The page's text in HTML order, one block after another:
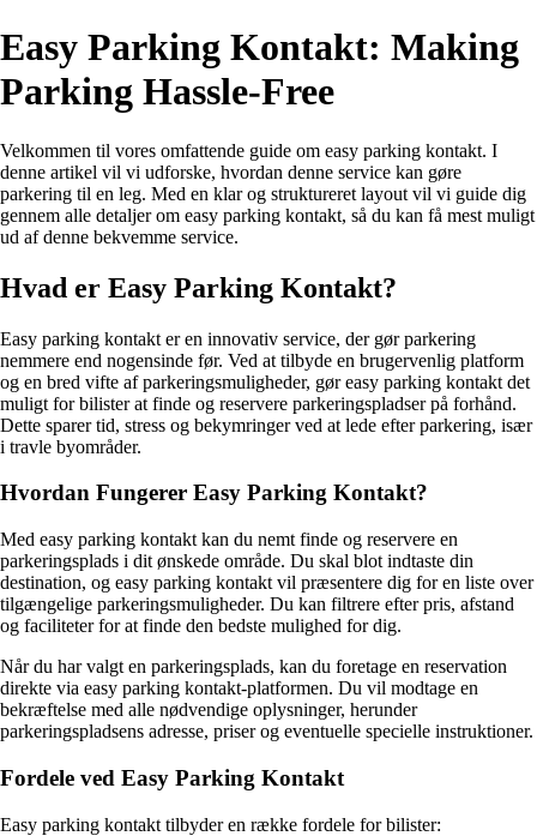
Easy Parking Kontakt: Making
Parking Hassle-Free
Velkommen til vores omfattende guide om easy parking kontakt. I
denne artikel vil vi udforske, hvordan denne service kan gøre
parkering til en leg. Med en klar og struktureret layout vil vi guide dig
gennem alle detaljer om easy parking kontakt, så du kan få mest muligt
ud af denne bekvemme service.
Hvad er Easy Parking Kontakt?
Easy parking kontakt er en innovativ service, der gør parkering
nemmere end nogensinde før. Ved at tilbyde en brugervenlig platform
og en bred vifte af parkeringsmuligheder, gør easy parking kontakt det
muligt for bilister at finde og reservere parkeringspladser på forhånd.
Dette sparer tid, stress og bekymringer ved at lede efter parkering, især
i travle byområder.
Hvordan Fungerer Easy Parking Kontakt?
Med easy parking kontakt kan du nemt finde og reservere en
parkeringsplads i dit ønskede område. Du skal blot indtaste din
destination, og easy parking kontakt vil præsentere dig for en liste over
tilgængelige parkeringsmuligheder. Du kan filtrere efter pris, afstand
og faciliteter for at finde den bedste mulighed for dig.
Når du har valgt en parkeringsplads, kan du foretage en reservation
direkte via easy parking kontakt-platformen. Du vil modtage en
bekræftelse med alle nødvendige oplysninger, herunder
parkeringspladsens adresse, priser og eventuelle specielle instruktioner.
Fordele ved Easy Parking Kontakt
Easy parking kontakt tilbyder en række fordele for bilister: